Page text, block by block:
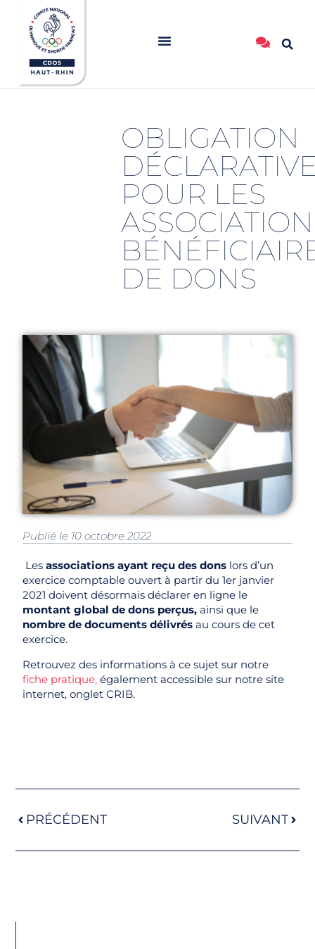
OBLIGATION
POUR LES
DE DONS
Publié le 10 octobre 2022
Lesassociations ayant reçu des dons lors d’un
exercice comptable ouvert à partir du 1er janvier
2021 doivent désormais déclarer en ligne le
montant global de dons perçus, ainsi que le
nombre de documents délivrés au cours de cet
exercice.
Retrouvez des informations à ce sujet sur notre
fiche pratique, également accessible sur notre site
internet, onglet CRIB.
PRÉCÉDENT SUIVANT